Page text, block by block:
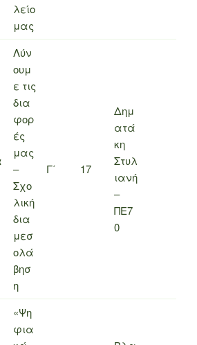
λείο
μας
Λύν
ουμ
ε τις
δια
φορ
ές
μας
–
Σχο
λική
δια
μεσ
ολά
βησ
η
Γ΄ 17
Δημ
ατά
κη
Στυλ
ιανή
–
ΠΕ7
0
«Ψη
φια